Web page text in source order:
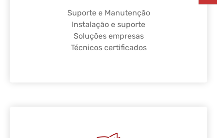
Suporte e Manutenção
Instalação e suporte
Soluções empresas
Técnicos certificados